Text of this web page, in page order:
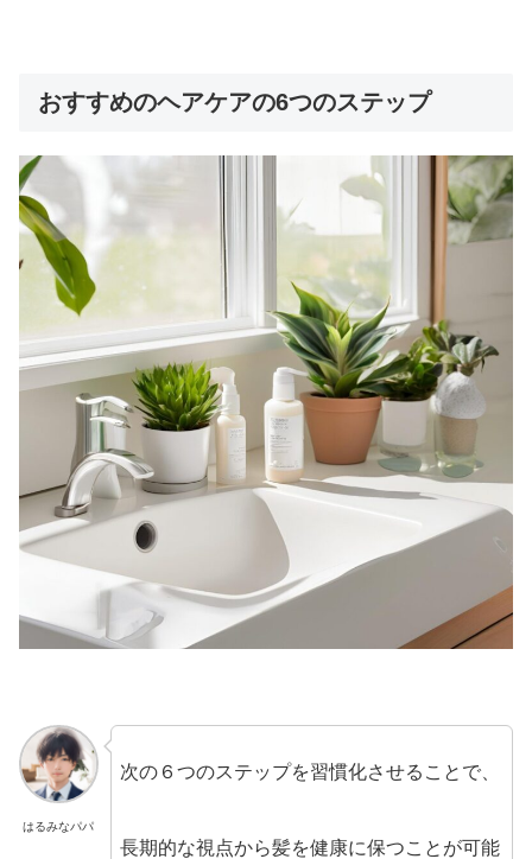
おすすめのヘアケアの6つのステップ
はるみなパパ
次の６つのステップを習慣化させることで、
長期的な視点から髪を健康に保つことが可能